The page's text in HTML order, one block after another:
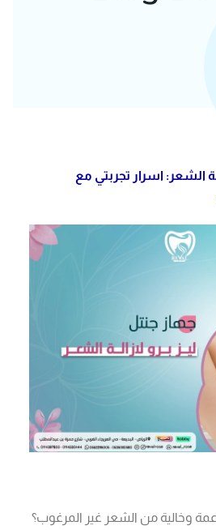
الشعر: اسرار تجربتي مع
وخالية من الشعر غير المرغوب؟